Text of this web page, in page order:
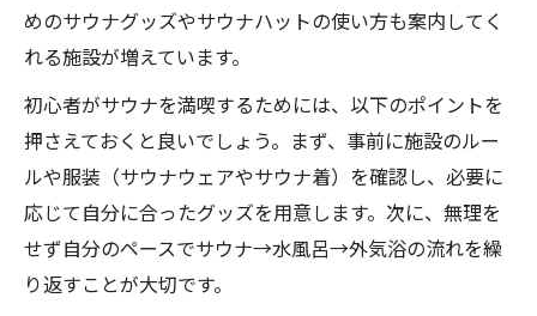
サウナで着る水着の活用シーン紹介
サウナ服装女性・メンズ最新事情
めのサウナグッズやサウナハットの使い方も案内してく
れる施設が増えています。
初心者がサウナを満喫するためには、以下のポイントを
押さえておくと良いでしょう。まず、事前に施設のルー
ルや服装（サウナウェアやサウナ着）を確認し、必要に
応じて自分に合ったグッズを用意します。次に、無理を
せず自分のペースでサウナ→水風呂→外気浴の流れを繰
り返すことが大切です。